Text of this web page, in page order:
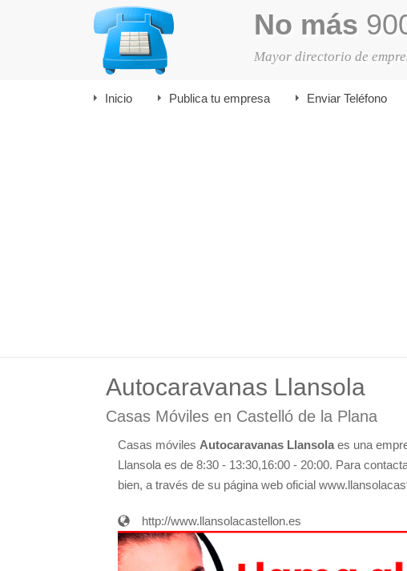
No más
Mayor directorio de
Inicio Publica tu empresa Enviar Teléfono
Autocaravanas Llansola
Casas Móviles en Castelló de la Plana
Casas móviles Autocaravanas Llansola es una
Llansola es de 8:30 - 13:30,16:00 - 20:00. Para
bien, a través de su página web oficial
http://www.llansolacastellon.es